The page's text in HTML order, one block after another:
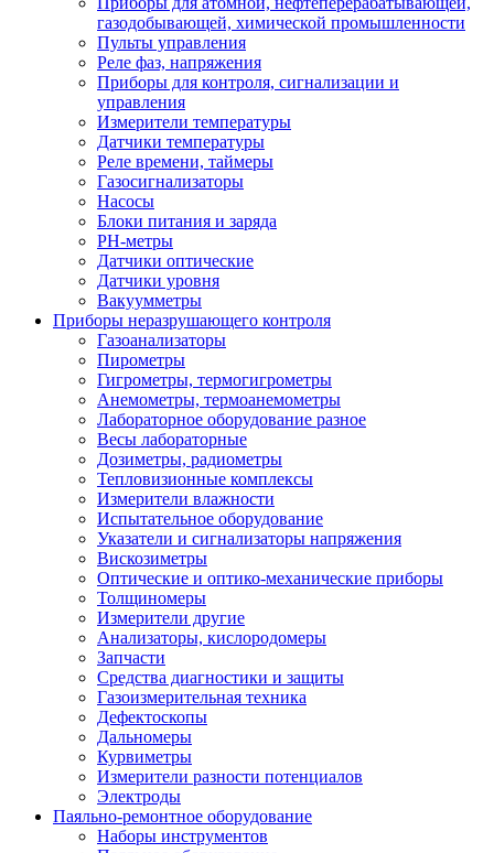
газодобывающей, химической промышленности
Пульты управления
Реле фаз, напряжения
Приборы для контроля, сигнализации и
управления
Измерители температуры
Датчики температуры
Реле времени, таймеры
Газосигнализаторы
Насосы
Блоки питания и заряда
PH-метры
Датчики оптические
Датчики уровня
Вакуумметры
Приборы неразрушающего контроля
Газоанализаторы
Пирометры
Гигрометры, термогигрометры
Анемометры, термоанемометры
Лабораторное оборудование разное
Весы лабораторные
Дозиметры, радиометры
Тепловизионные комплексы
Измерители влажности
Испытательное оборудование
Указатели и сигнализаторы напряжения
Вискозиметры
Оптические и оптико-механические приборы
Толщиномеры
Измерители другие
Анализаторы, кислородомеры
Запчасти
Средства диагностики и защиты
Газоизмерительная техника
Дефектоскопы
Дальномеры
Курвиметры
Измерители разности потенциалов
Электроды
Паяльно-ремонтное оборудование
Наборы инструментов